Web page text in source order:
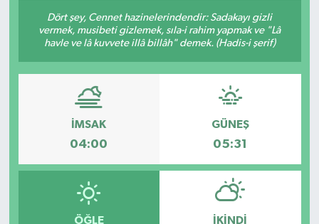
Dört şey, Cennet hazinelerindendir: Sadakayı gizli
vermek, musibeti gizlemek, sıla-i rahim yapmak ve "Lâ
havle ve lâ kuvvete illâ billâh" demek. (Hadis-i şerif)
İMSAK
04:00
GÜNEŞ
05:31
ÖĞLE İKINDI